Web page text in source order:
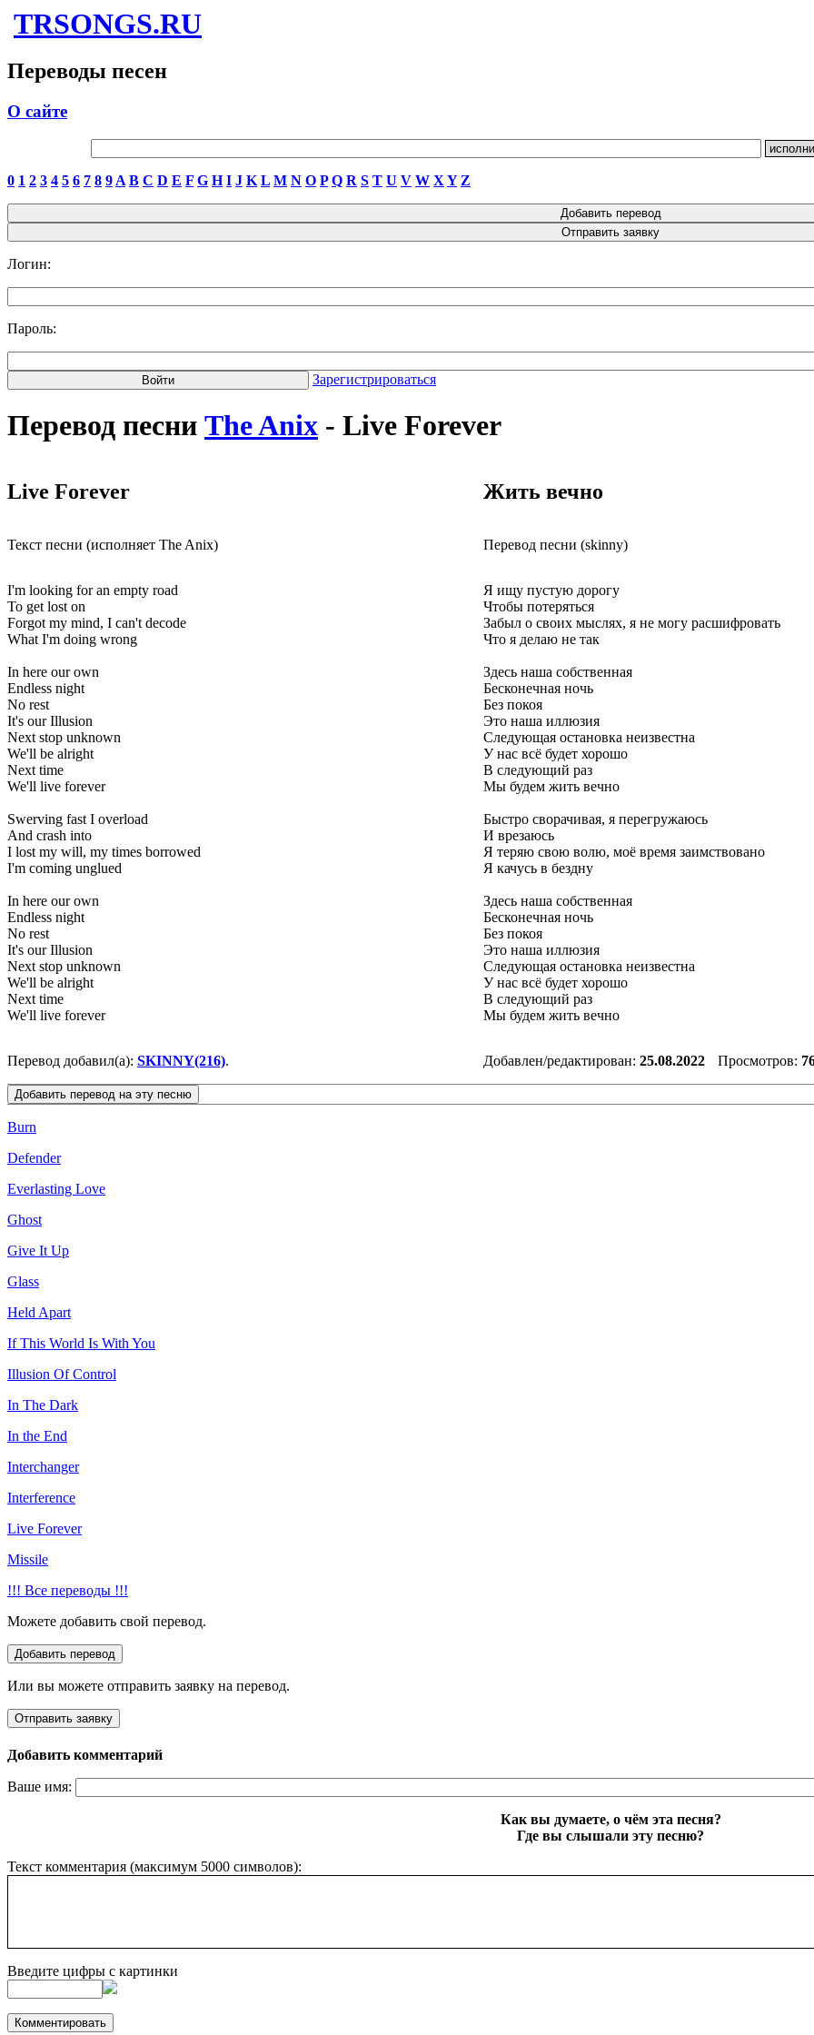
TRSONGS.RU
Переводы песен
О сайте
0 1 2 3 4 5 6 7 8 9 A B C D E F G H I J K L M N O P Q R S T U V W X Y Z
Логин:
Пароль:
Зарегистрироваться
Перевод песни The Anix - Live Forever
Live Forever Жить вечно
Текст песни (исполняет The Anix) Перевод песни (skinny)
I'm looking for an empty road
To get lost on
Forgot my mind, I can't decode
What I'm doing wrong
In here our own
Endless night
No rest
It's our Illusion
Next stop unknown
We'll be alright
Next time
We'll live forever
Swerving fast I overload
And crash into
I lost my will, my times borrowed
I'm coming unglued
In here our own
Endless night
No rest
It's our Illusion
Next stop unknown
We'll be alright
Next time
We'll live forever
Я ищу пустую дорогу
Чтобы потеряться
Забыл о своих мыслях, я не могу расшифровать
Что я делаю не так
Здесь наша собственная
Бесконечная ночь
Без покоя
Это наша иллюзия
Следующая остановка неизвестна
У нас всё будет хорошо
В следующий раз
Мы будем жить вечно
Быстро сворачивая, я перегружаюсь
И врезаюсь
Я теряю свою волю, моё время заимствовано
Я качусь в бездну
Здесь наша собственная
Бесконечная ночь
Без покоя
Это наша иллюзия
Следующая остановка неизвестна
У нас всё будет хорошо
В следующий раз
Мы будем жить вечно
Перевод добавил(а): SKINNY(216). Добавлен/редактирован: 25.08.2022 Просмотров:
Burn
Defender
Everlasting Love
Ghost
Give It Up
Glass
Held Apart
If This World Is With You
Illusion Of Control
In The Dark
In the End
Interchanger
Interference
Live Forever
Missile
!!! Все переводы !!!
Можете добавить свой перевод.
Или вы можете отправить заявку на перевод.
Добавить комментарий
Ваше имя:
Как вы думаете, о чём эта песня?
Где вы слышали эту песню?
Текст комментария (максимум 5000 символов):
Введите цифры с картинки